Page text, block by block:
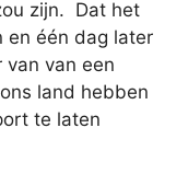
zijn. Dat het
en één dag later
van een
land hebben
te laten